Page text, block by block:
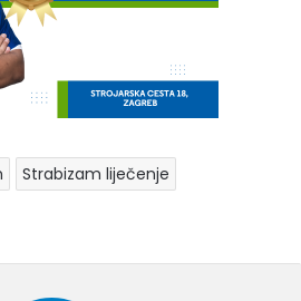
Strabizam liječenje